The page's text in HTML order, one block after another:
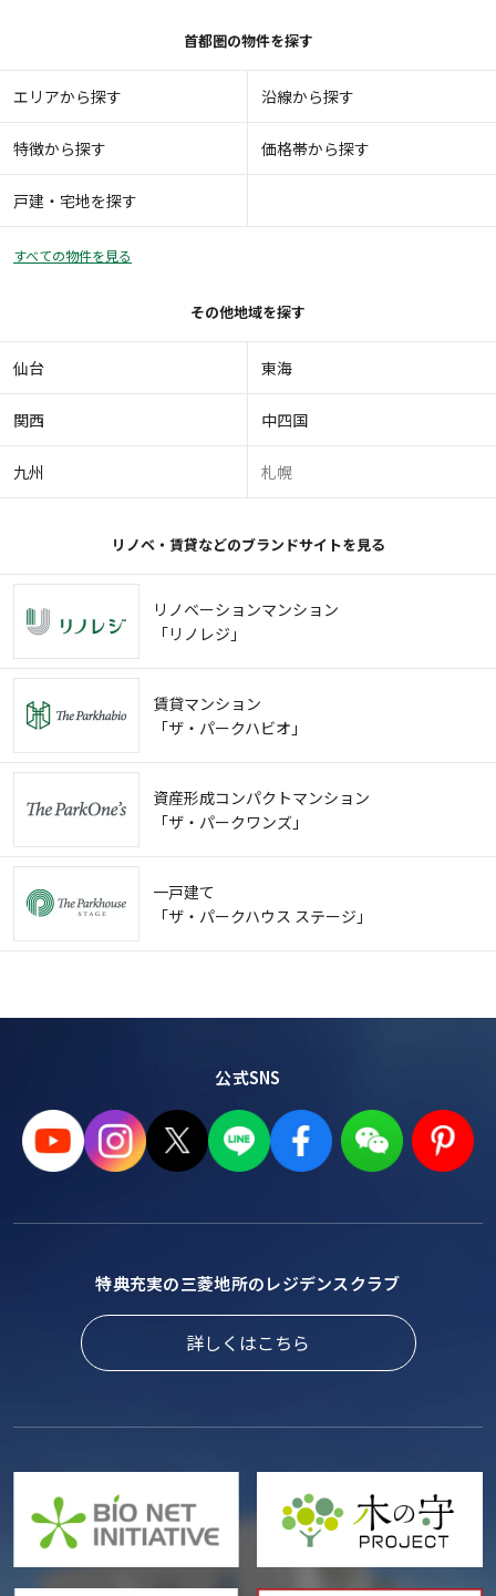
首都圏の物件を探す
エリアから探す 沿線から探す
特徴から探す 価格帯から探す
戸建・宅地を探す
すべての物件を見る
その他地域を探す
仙台 東海
関西 中四国
九州 札幌
リノベ・賃貸などのブランドサイトを見る
リノベーションマンション
「リノレジ」
賃貸マンション
「ザ・パークハビオ」
資産形成コンパクトマンション
「ザ・パークワンズ」
一戸建て
「ザ・パークハウス ステージ」
公式SNS
特典充実の三菱地所のレジデンスクラブ
詳しくはこちら